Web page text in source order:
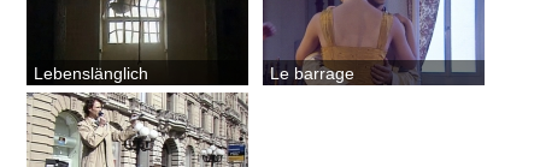
Lebenslänglich Le barrage